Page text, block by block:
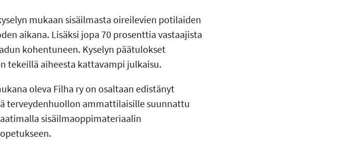
mukaan sisäilmasta oireilevien potilaiden
aikana. Lisäksi jopa 70 prosenttia vastaajista
kohentuneen. Kyselyn päätulokset
tekeillä aiheesta kattavampi julkaisu.
oleva Filha ry on osaltaan edistänyt
terveydenhuollon ammattilaisille suunnattu
sisäilmaoppimateriaalin